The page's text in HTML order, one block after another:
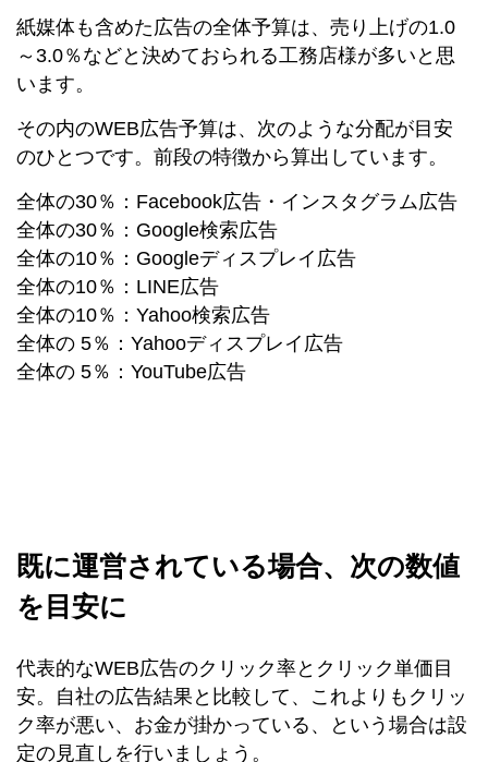
紙媒体も含めた広告の全体予算は、売り上げの1.0
～3.0％などと決めておられる工務店様が多いと思
います。
その内のWEB広告予算は、次のような分配が目安
のひとつです。前段の特徴から算出しています。
全体の30％：Facebook広告・インスタグラム広告
全体の30％：Google検索広告
全体の10％：Googleディスプレイ広告
全体の10％：LINE広告
全体の10％：Yahoo検索広告
全体の 5％：Yahooディスプレイ広告
全体の 5％：YouTube広告
既に運営されている場合、次の数値
を目安に
代表的なWEB広告のクリック率とクリック単価目
安。自社の広告結果と比較して、これよりもクリッ
ク率が悪い、お金が掛かっている、という場合は設
定の見直しを行いましょう。